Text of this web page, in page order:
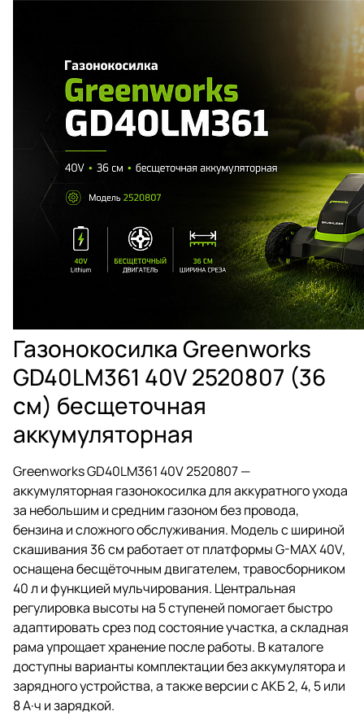
Газонокосилка Greenworks
GD40LM361 40V 2520807 (36
см) бесщеточная
аккумуляторная
Greenworks GD40LM361 40V 2520807 —
аккумуляторная газонокосилка для аккуратного ухода
за небольшим и средним газоном без провода,
бензина и сложного обслуживания. Модель с шириной
скашивания 36 см работает от платформы G-MAX 40V,
оснащена бесщёточным двигателем, травосборником
40 л и функцией мульчирования. Центральная
регулировка высоты на 5 ступеней помогает быстро
адаптировать срез под состояние участка, а складная
рама упрощает хранение после работы. В каталоге
доступны варианты комплектации без аккумулятора и
зарядного устройства, а также версии с АКБ 2, 4, 5 или
8 А·ч и зарядкой.